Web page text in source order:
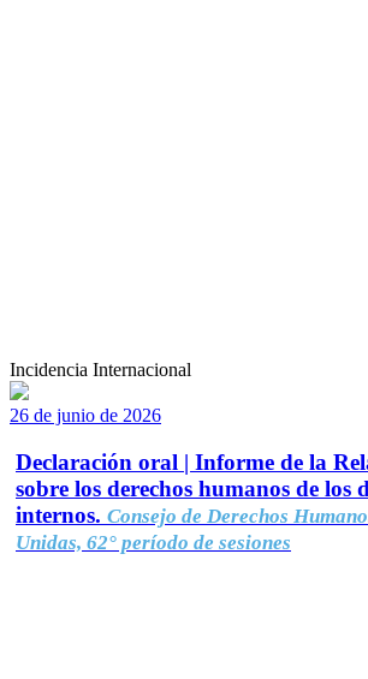
Incidencia Internacional
26 de junio de 2026
Declaración oral | Informe de la
sobre los derechos humanos de los
internos. Consejo de Derechos
Unidas, 62° período de sesiones